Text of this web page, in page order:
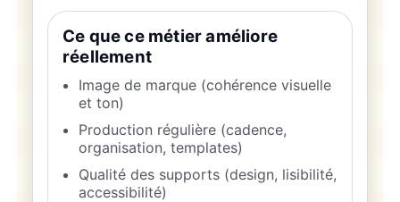
Ce que ce métier améliore
réellement
Image de marque (cohérence visuelle
et ton)
Production régulière (cadence,
organisation, templates)
Qualité des supports (design, lisibilité,
accessibilité)